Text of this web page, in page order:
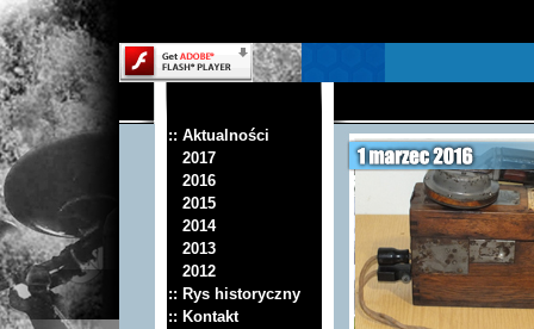
:: Aktualności
2017
2016
2015
2014
2013
2012
:: Rys historyczny
:: Kontakt